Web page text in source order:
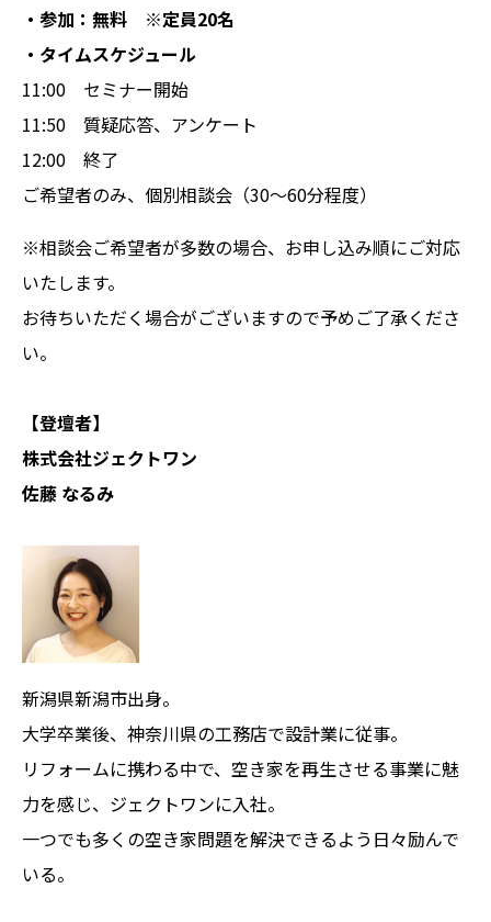
・参加：無料 ※定員20名
・タイムスケジュール
11:00 セミナー開始
11:50 質疑応答、アンケート
12:00 終了
ご希望者のみ、個別相談会（30～60分程度）
※相談会ご希望者が多数の場合、お申し込み順にご対応
いたします。
お待ちいただく場合がございますので予めご了承くださ
い。
【登壇者】
株式会社ジェクトワン
佐藤 なるみ
新潟県新潟市出身。
大学卒業後、神奈川県の工務店で設計業に従事。
リフォームに携わる中で、空き家を再生させる事業に魅
力を感じ、ジェクトワンに入社。
一つでも多くの空き家問題を解決できるよう日々励んで
いる。